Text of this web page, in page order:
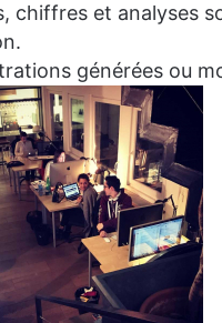
chiffres et analyses
générées ou